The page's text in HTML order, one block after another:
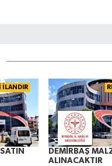
İLANDIR
DEMİRBAŞ
ALINACAKTIR